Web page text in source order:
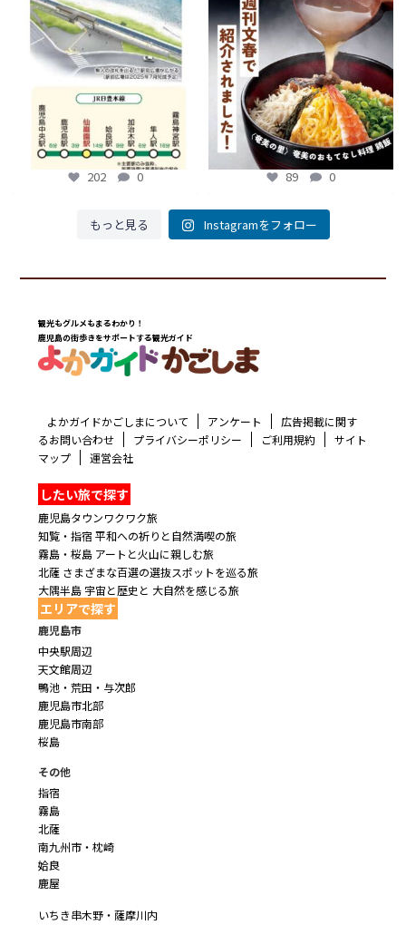
央駅から約8分!! 「仙巌園駅」誕生〜
...
202 0
202 0
らのお知らせ ～
...
89 0
89 0
もっと見る Instagramをフォロー
観光もグルメもまるわかり！
鹿児島の街歩きをサポートする観光ガイド
よかガイドかごしまについて アンケート
広告掲載に関す
るお問い合わせ
プライバシーポリシー ご利用規約
サイト
マップ
運営会社
したい旅で探す
鹿児島タウンワクワク旅
知覧・指宿 平和への祈りと自然満喫の旅
霧島・桜島 アートと火山に親しむ旅
北薩 さまざまな百選の選抜スポットを巡る旅
大隅半島 宇宙と歴史と 大自然を感じる旅
エリアで探す
鹿児島市
中央駅周辺
天文館周辺
鴨池・荒田・与次郎
鹿児島市北部
鹿児島市南部
桜島
その他
指宿
霧島
北薩
南九州市・枕崎
姶良
鹿屋
いちき串木野・薩摩川内